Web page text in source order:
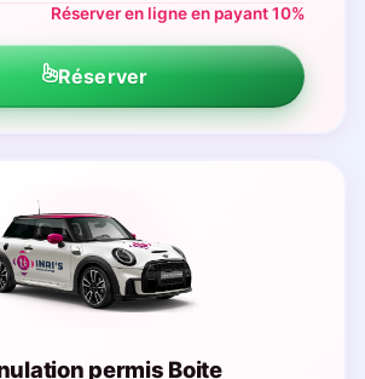
Réserver en ligne en payant 10%
Réserver
permis Boite